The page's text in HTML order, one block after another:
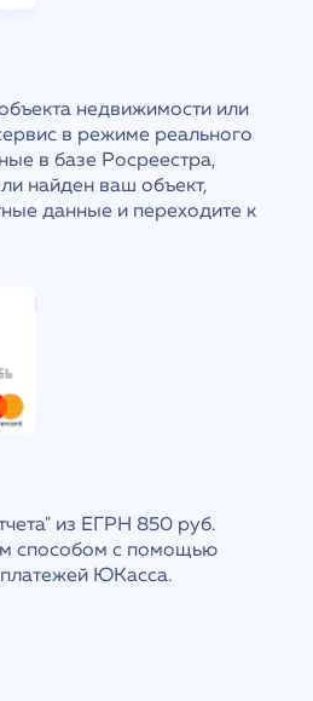
недвижимости или
в режиме реального
в базе Росреестра,
найден ваш объект,
данные и переходите к
из ЕГРН 850 руб.
способом с помощью
ЮКасса.